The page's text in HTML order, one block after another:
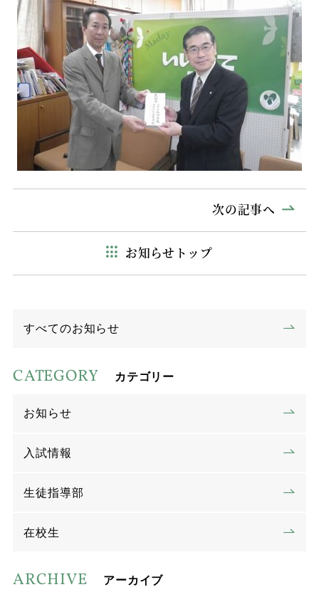
お知らせトップ
次の記事へ
すべてのお知らせ
CATEGORY カテゴリー
お知らせ
入試情報
生徒指導部
在校生
ARCHIVE アーカイブ